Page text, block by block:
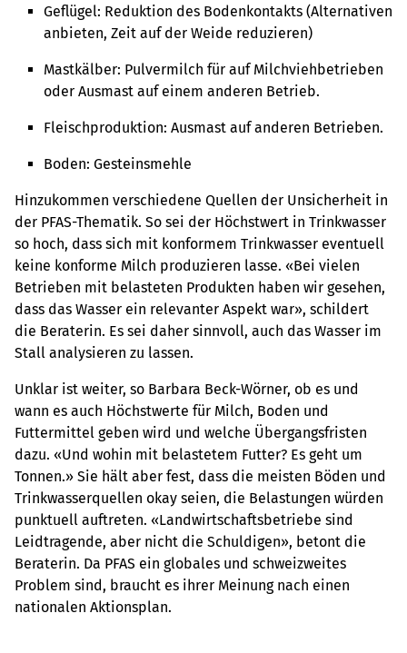
Geflügel: Reduktion des Bodenkontakts (Alternativen
anbieten, Zeit auf der Weide reduzieren)
Mastkälber: Pulvermilch für auf Milchviehbetrieben
oder Ausmast auf einem anderen Betrieb.
Fleischproduktion: Ausmast auf anderen Betrieben.
Boden: Gesteinsmehle
Hinzukommen verschiedene Quellen der Unsicherheit in
der PFAS-Thematik. So sei der Höchstwert in Trinkwasser
so hoch, dass sich mit konformem Trinkwasser eventuell
keine konforme Milch produzieren lasse. «Bei vielen
Betrieben mit belasteten Produkten haben wir gesehen,
dass das Wasser ein relevanter Aspekt war», schildert
die Beraterin. Es sei daher sinnvoll, auch das Wasser im
Stall analysieren zu lassen.
Unklar ist weiter, so Barbara Beck-Wörner, ob es und
wann es auch Höchstwerte für Milch, Boden und
Futtermittel geben wird und welche Übergangsfristen
dazu. «Und wohin mit belastetem Futter? Es geht um
Tonnen.» Sie hält aber fest, dass die meisten Böden und
Trinkwasserquellen okay seien, die Belastungen würden
punktuell auftreten. «Landwirtschaftsbetriebe sind
Leidtragende, aber nicht die Schuldigen», betont die
Beraterin. Da PFAS ein globales und schweizweites
Problem sind, braucht es ihrer Meinung nach einen
nationalen Aktionsplan.